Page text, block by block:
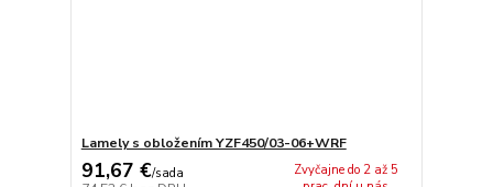
Lamely s obložením YZF450/03-06+WRF
91,67 €/sada
Zvyčajne do 2 až 5